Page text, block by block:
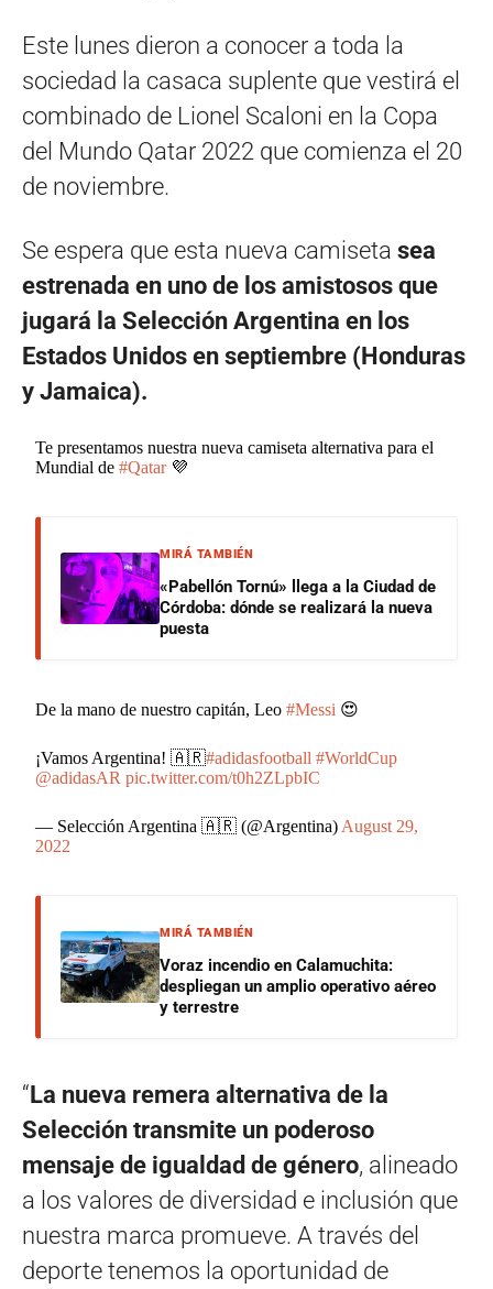
Este lunes dieron a conocer a toda la
sociedad la casaca suplente que vestirá el
combinado de Lionel Scaloni en la Copa
del Mundo Qatar 2022 que comienza el 20
de noviembre.
Se espera que esta nueva camiseta sea
estrenada en uno de los amistosos que
jugará la Selección Argentina en los
Estados Unidos en septiembre (Honduras
y Jamaica).
Te presentamos nuestra nueva camiseta alternativa para el
Mundial de#Qatar💜
MIRÁ TAMBIÉN
«Pabellón Tornú» llega a la Ciudad de
Córdoba: dónde se realizará la nueva
puesta
De la mano de nuestro capitán, Leo#Messi 😍
¡Vamos Argentina! 🇦🇷#adidasfootball #WorldCup
@adidasAR pic.twitter.com/t0h2ZLpbIC
— Selección Argentina 🇦🇷 (@Argentina) August 29,
2022
MIRÁ TAMBIÉN
Voraz incendio en Calamuchita:
despliegan un amplio operativo aéreo
y terrestre
“ La nueva remera alternativa de la
Selección transmite un poderoso
mensaje de igualdad de género, alineado
a los valores de diversidad e inclusión que
nuestra marca promueve. A través del
deporte tenemos la oportunidad de